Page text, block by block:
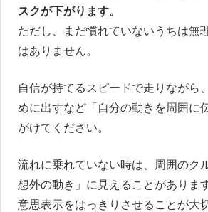
スクが下がります。
ただし、まだ慣れていないうちは無
はありません。
自信が持てるスピードで走りながら
めに出すなど「自分の動きを周囲に
がけてください。
流れに乗れていない時は、周囲のク
想外の動き」に見えることがありま
意思表示をはっきりさせることが大